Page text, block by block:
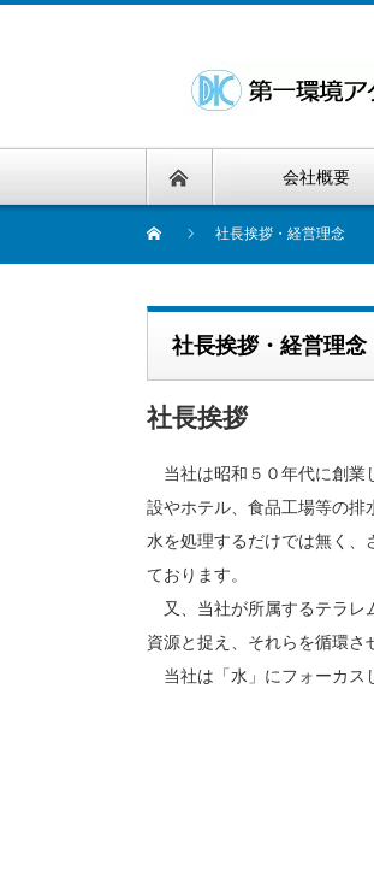
会社概要
社長挨拶・経営理念
社長挨拶・経営理念
社長挨拶
当社は昭和５０年代に創業
設やホテル、食品工場等の排
水を処理するだけでは無く、
ております。
又、当社が所属するテラレ
資源と捉え、それらを循環さ
当社は「水」にフォーカス